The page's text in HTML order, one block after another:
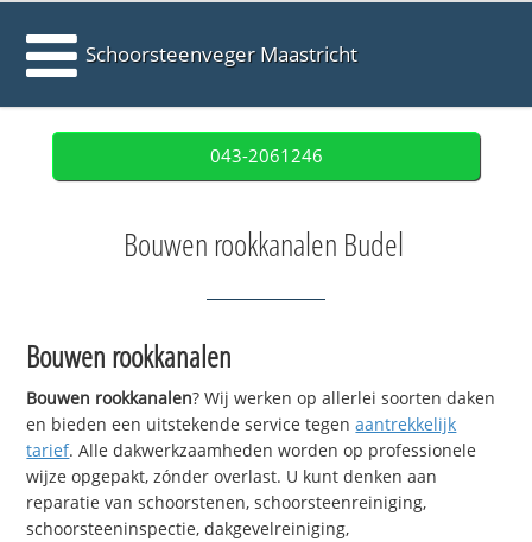
Schoorsteenveger Maastricht
043-2061246
Bouwen rookkanalen Budel
Bouwen rookkanalen
Bouwen rookkanalen? Wij werken op allerlei soorten daken
en bieden een uitstekende service tegenaantrekkelijk
tarief. Alle dakwerkzaamheden worden op professionele
wijze opgepakt, zónder overlast. U kunt denken aan
reparatie van schoorstenen, schoorsteenreiniging,
schoorsteeninspectie, dakgevelreiniging,